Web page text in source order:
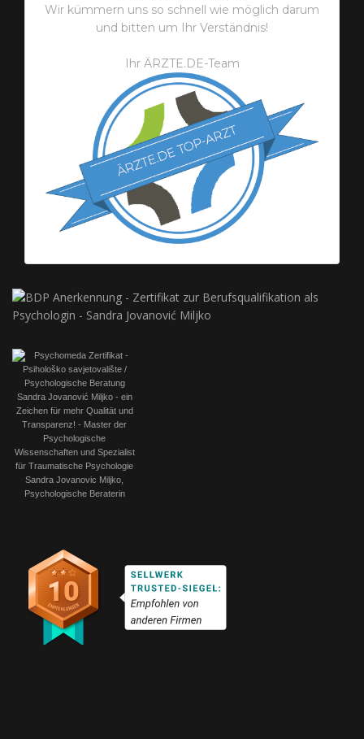
Wir kümmern uns so schnell wie möglich darum
und bitten um Ihr Verständnis!
Ihr ÄRZTE.DE-Team